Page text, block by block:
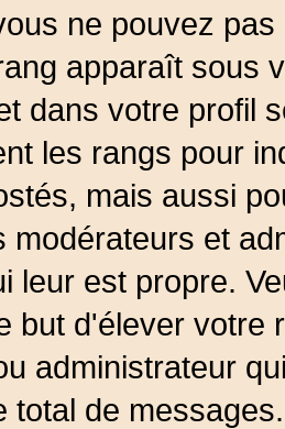
ne pouvez
apparaît sous
dans votre profil
les rangs pour
mais aussi
modérateurs et
leur est propre.
but d'élever votre
administrateur
total de messages.